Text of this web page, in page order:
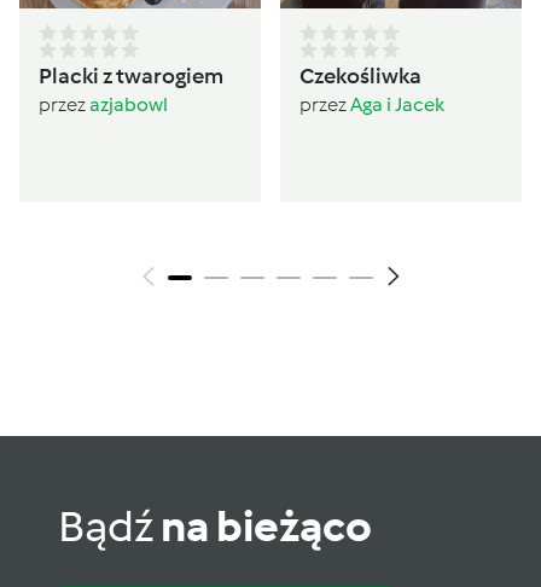
Placki z twarogiem
przezazjabowl
Czekośliwka
przezAga i Jacek
Bądźna bieżąco